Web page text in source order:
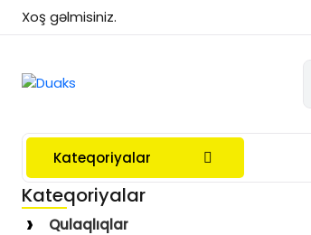
Xoş gəlmisiniz.
Kateqoriyalar
Kateqoriyalar
Qulaqlıqlar